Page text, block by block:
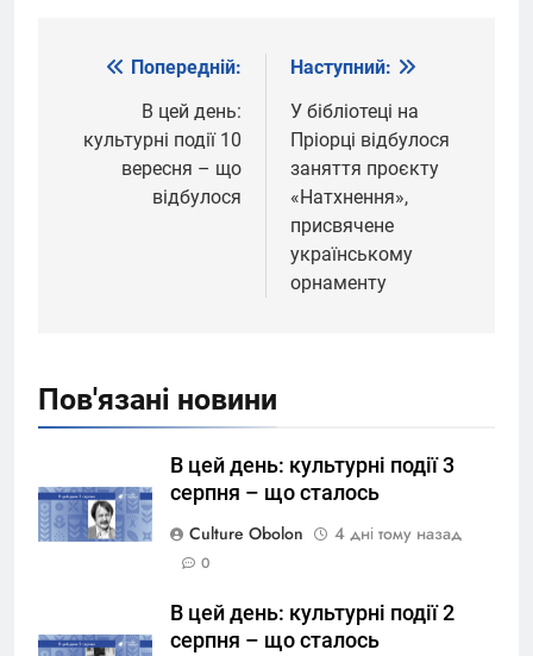
Навігація
записів
Попередній:
В цей день:
культурні події 10
вересня – що
відбулося
Наступний:
У бібліотеці на
Пріорці відбулося
заняття проєкту
«Натхнення»,
присвячене
українському
орнаменту
Пов'язані новини
В цей день: культурні події 3
серпня – що сталось
Culture Obolon
4 дні тому назад
0
В цей день: культурні події 2
серпня – що сталось